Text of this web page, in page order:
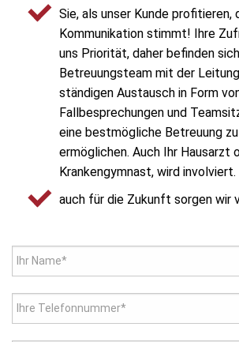
Sie, als unser Kunde profitieren,
Kommunikation stimmt! Ihre
uns Priorität, daher befinden
Betreuungsteam mit der
ständigen Austausch in Form
Fallbesprechungen und
eine bestmögliche Betreuung
ermöglichen. Auch Ihr Hausarzt
Krankengymnast, wird involviert.
auch für die Zukunft sorgen wir
Ihr Name*
Ihre Telefonnummer*